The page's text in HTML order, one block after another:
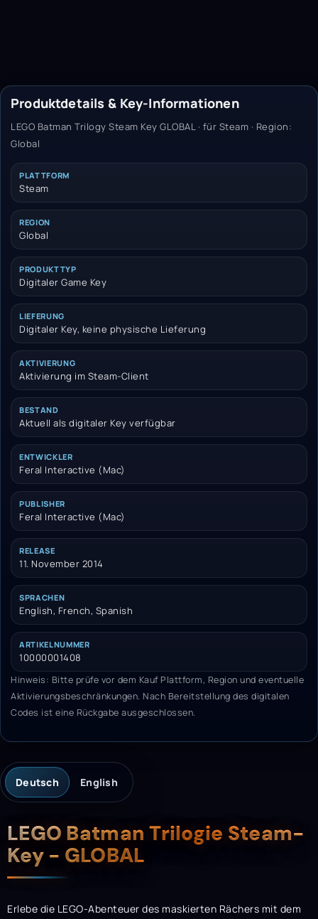
Produktdetails & Key-Informationen
LEGO Batman Trilogy Steam Key GLOBAL · für Steam · Region:
Global
PLATTFORM
Steam
REGION
Global
PRODUKTTYP
Digitaler Game Key
LIEFERUNG
Digitaler Key, keine physische Lieferung
AKTIVIERUNG
Aktivierung im Steam-Client
BESTAND
Aktuell als digitaler Key verfügbar
ENTWICKLER
Feral Interactive (Mac)
PUBLISHER
Feral Interactive (Mac)
RELEASE
11. November 2014
SPRACHEN
English, French, Spanish
ARTIKELNUMMER
10000001408
Hinweis: Bitte prüfe vor dem Kauf Plattform, Region und eventuelle
Aktivierungsbeschränkungen. Nach Bereitstellung des digitalen
Codes ist eine Rückgabe ausgeschlossen.
Deutsch English
Beschreibung
LEGO Batman Trilogie Steam-
Key - GLOBAL
Erlebe die LEGO-Abenteuer des maskierten Rächers mit dem